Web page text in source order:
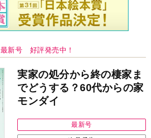
最新号 好評発売中！
実家の処分から終の棲家ま
でどうする？60代からの家
モンダイ
最新号